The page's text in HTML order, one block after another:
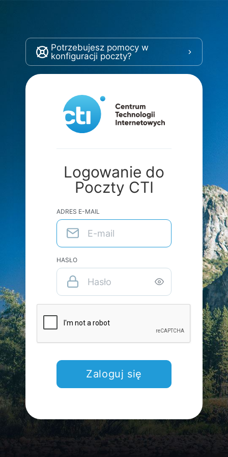
Potrzebujesz pomocy w
konfiguracji poczty?
Logowanie do
Poczty CTI
ADRES E-MAIL
HASŁO
Zaloguj się